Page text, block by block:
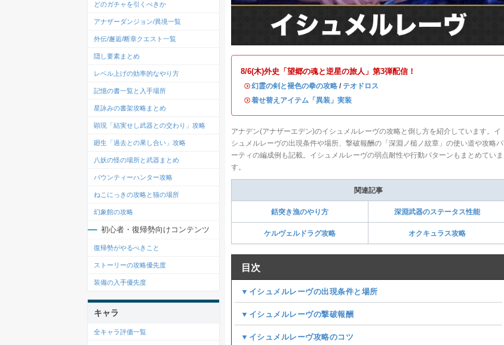
8/6(木)外史「望郷の魂と逆星の旅人」第3弾配信！
・幻霊の剣と褪色の拳の攻略 / テオドロス
・着せ替えアイテム「異装」実装
アナデン(アナザーエデン)のイシュメルレーヴの攻略と倒し方を紹介しています。イ
シュメルレーヴの出現条件や場所、撃破報酬の「深淵ノ槌ノ紋章」の使い道や攻略パ
ーティの編成例も記載。イシュメルレーヴの弱点耐性や行動パターンもまとめていま
す。
関連記事
銛突き漁のやり方 深淵武器のステータス性能
ケルヴェルドラグ攻略 オクキュラス攻略
目次
▼イシュメルレーヴの出現条件と場所
▼イシュメルレーヴの撃破報酬
▼イシュメルレーヴ攻略のコツ
どのガチャを引くべきか
アナザーダンジョン/異境一覧
外伝/邂逅/断章クエスト一覧
隠し要素まとめ
レベル上げの効率的なやり方
記憶の書一覧と入手場所
星詠みの書架攻略まとめ
顕現「結実せし武器との交わり」攻略
廻生「過去との果し合い」攻略
八妖の怪の場所と武器まとめ
バウンティーハンター攻略
ねこにっきの攻略と猫の場所
幻象館の攻略
初心者・復帰勢向けコンテンツ
復帰勢がやるべきこと
ストーリーの攻略優先度
装備の入手優先度
キャラ
全キャラ評価一覧